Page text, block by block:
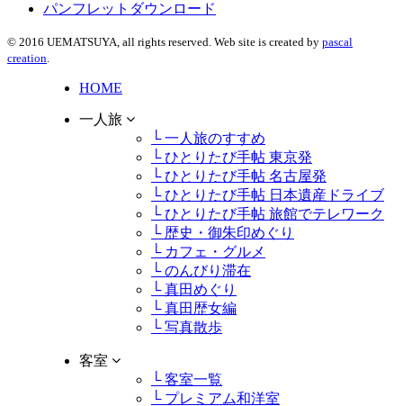
パンフレットダウンロード
© 2016 UEMATSUYA, all rights reserved. Web site is created by pascal
creation.
HOME
一人旅
└ 一人旅のすすめ
└ ひとりたび手帖 東京発
└ ひとりたび手帖 名古屋発
└ ひとりたび手帖 日本遺産ドライブ
└ ひとりたび手帖 旅館でテレワーク
└ 歴史・御朱印めぐり
└ カフェ・グルメ
└ のんびり滞在
└ 真田めぐり
└ 真田歴女編
└ 写真散歩
客室
└ 客室一覧
└ プレミアム和洋室